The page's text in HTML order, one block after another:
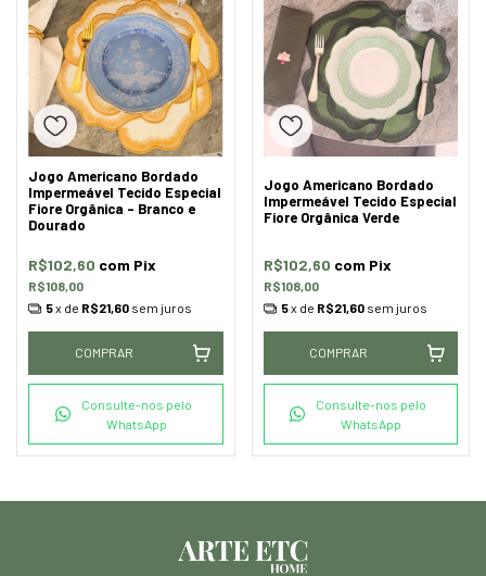
Jogo Americano Bordado
Impermeável Tecido Especial
Fiore Orgânica - Branco e
Dourado
R$108,00
R$102,60 com Pix
5x de R$21,60 sem juros
COMPRAR
Consulte-nos pelo
WhatsApp
Jogo Americano Bordado
Impermeável Tecido Especial
Fiore Orgânica Verde
R$108,00
R$102,60 com Pix
5x de R$21,60 sem juros
COMPRAR
Consulte-nos pelo
WhatsApp